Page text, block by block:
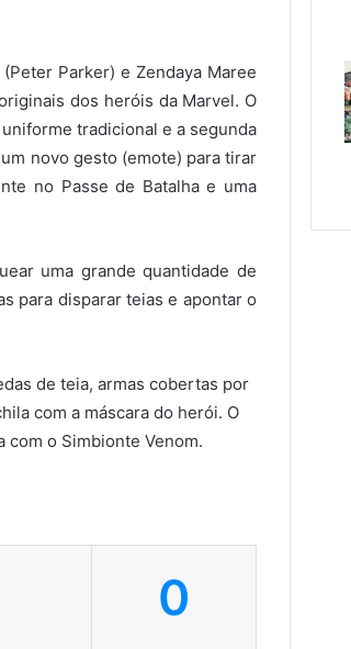
Parker) e Zendaya Maree
dos heróis da Marvel. O
tradicional e a segunda
novo gesto (emote) para tirar
no Passe de Batalha e uma
uma grande quantidade de
para disparar teias e apontar o
de teia, armas cobertas por
com a máscara do herói. O
com o Simbionte Venom.
0